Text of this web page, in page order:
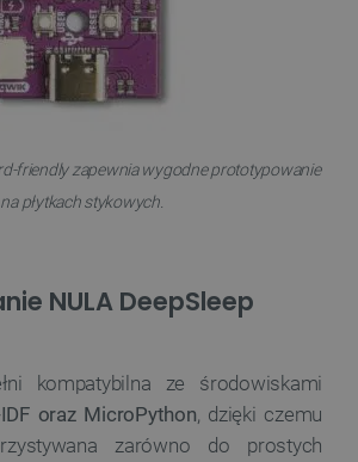
friendly zapewnia wygodne prototypowanie
na płytkach stykowych.
NULA DeepSleep
kompatybilna ze środowiskami
oraz MicroPython, dzięki czemu
zarówno do prostych
[abcdef0123456789]{32}
.botland.com.pl
Google